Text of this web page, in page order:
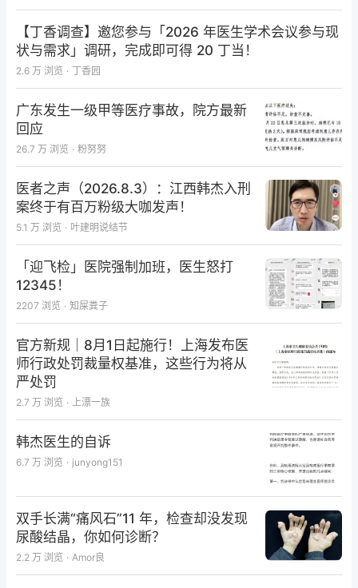
病例讨论
这个划伤在面部，患者是在校大学生，总觉得应该缝合
的。不缝合也应该采用湿性方法换药，湿性不结痂愈合
比干燥结痂痂下愈合瘢痕发生率要低。
大家对这种创面怎么处理呢？
【丁香调查】邀您参与「2026 年医生学术会议参与现
状与需求」调研，完成即可得 20 丁当！
2.6 万 浏览 · 丁香园
广东发生一级甲等医疗事故，院方最新
回应
26.7 万 浏览 · 粉努努
医者之声（2026.8.3）：江西韩杰入刑
案终于有百万粉级大咖发声！
5.1 万 浏览 · 叶建明说结节
「迎飞检」医院强制加班，医生怒打
12345！
2207 浏览 · 知屎粪子
官方新规｜8月1日起施行！上海发布医
师行政处罚裁量权基准，这些行为将从
严处罚
2.7 万 浏览 · 上漂一族
韩杰医生的自诉
6.7 万 浏览 · junyong151
双手长满“痛风石”11 年，检查却没发现
尿酸结晶，你如何诊断？
2.2 万 浏览 · Amor良